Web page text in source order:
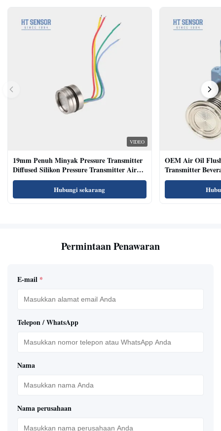
VIDEO
19mm Penuh Minyak Pressure Transmitter
Diffused Silikon Pressure Transmitter Air
Oil Test
Hubungi sekarang
OEM Air Oil
Transmitter
Sensor
Permintaan Penawaran
E-mail *
Telepon / WhatsApp
Nama
Nama perusahaan